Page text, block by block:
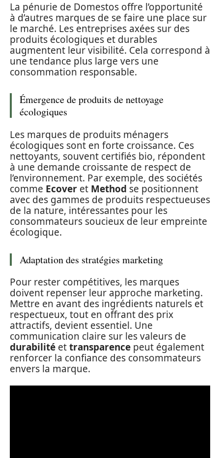
La pénurie de Domestos offre l’opportunité
à d’autres marques de se faire une place sur
le marché. Les entreprises axées sur des
produits écologiques et durables
augmentent leur visibilité. Cela correspond à
une tendance plus large vers une
consommation responsable.
Émergence de produits de nettoyage
écologiques
Les marques de produits ménagers
écologiques sont en forte croissance. Ces
nettoyants, souvent certifiés bio, répondent
à une demande croissante de respect de
l’environnement. Par exemple, des sociétés
comme Ecover et Method se positionnent
avec des gammes de produits respectueuses
de la nature, intéressantes pour les
consommateurs soucieux de leur empreinte
écologique.
Adaptation des stratégies marketing
Pour rester compétitives, les marques
doivent repenser leur approche marketing.
Mettre en avant des ingrédients naturels et
respectueux, tout en offrant des prix
attractifs, devient essentiel. Une
communication claire sur les valeurs de
durabilité ettransparence peut également
renforcer la confiance des consommateurs
envers la marque.